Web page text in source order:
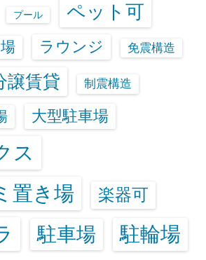
プール ペット可
ラウンジ 免震構造
譲賃貸 制震構造
大型駐車場
ス
置き場
楽器可
駐車場 駐輪場